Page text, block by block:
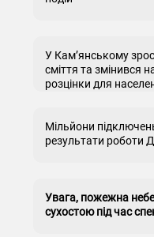
У Кам’янському
сміття та змінився
розцінки для
Мільйони
результати роботи
Увага, пожежна
сухостою під час